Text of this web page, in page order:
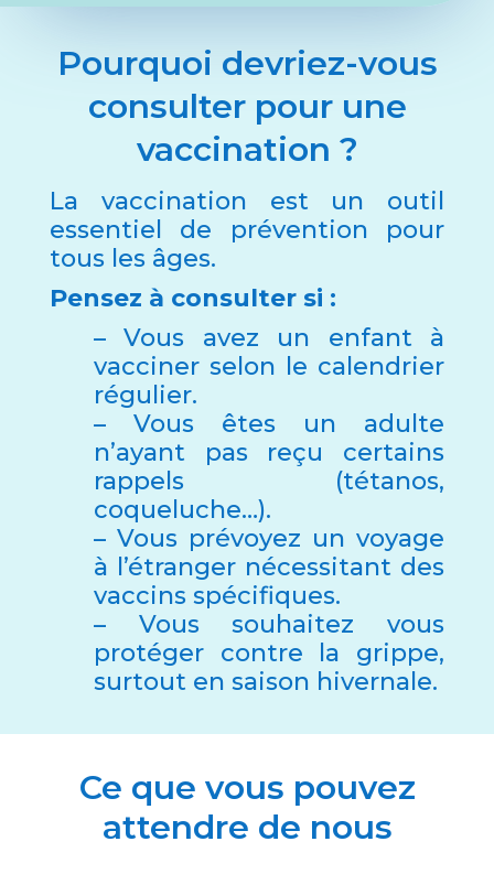
Pourquoi devriez-vous
consulter pour une
vaccination ?
La vaccination est un outil
essentiel de prévention pour
tous les âges.
Pensez à consulter si :
– Vous avez un enfant à
vacciner selon le calendrier
régulier.
– Vous êtes un adulte
n’ayant pas reçu certains
rappels (tétanos,
coqueluche…).
– Vous prévoyez un voyage
à l’étranger nécessitant des
vaccins spécifiques.
– Vous souhaitez vous
protéger contre la grippe,
surtout en saison hivernale.
Ce que vous pouvez
attendre de nous